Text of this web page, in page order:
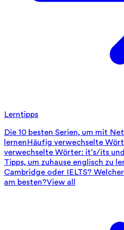
Lerntipps
Die 10 besten Serien, um mit
lernenHäufig verwechselte
verwechselte Wörter: it’s/its
Tipps, um zuhause englisch zu
Cambridge oder IELTS?
am besten?View all